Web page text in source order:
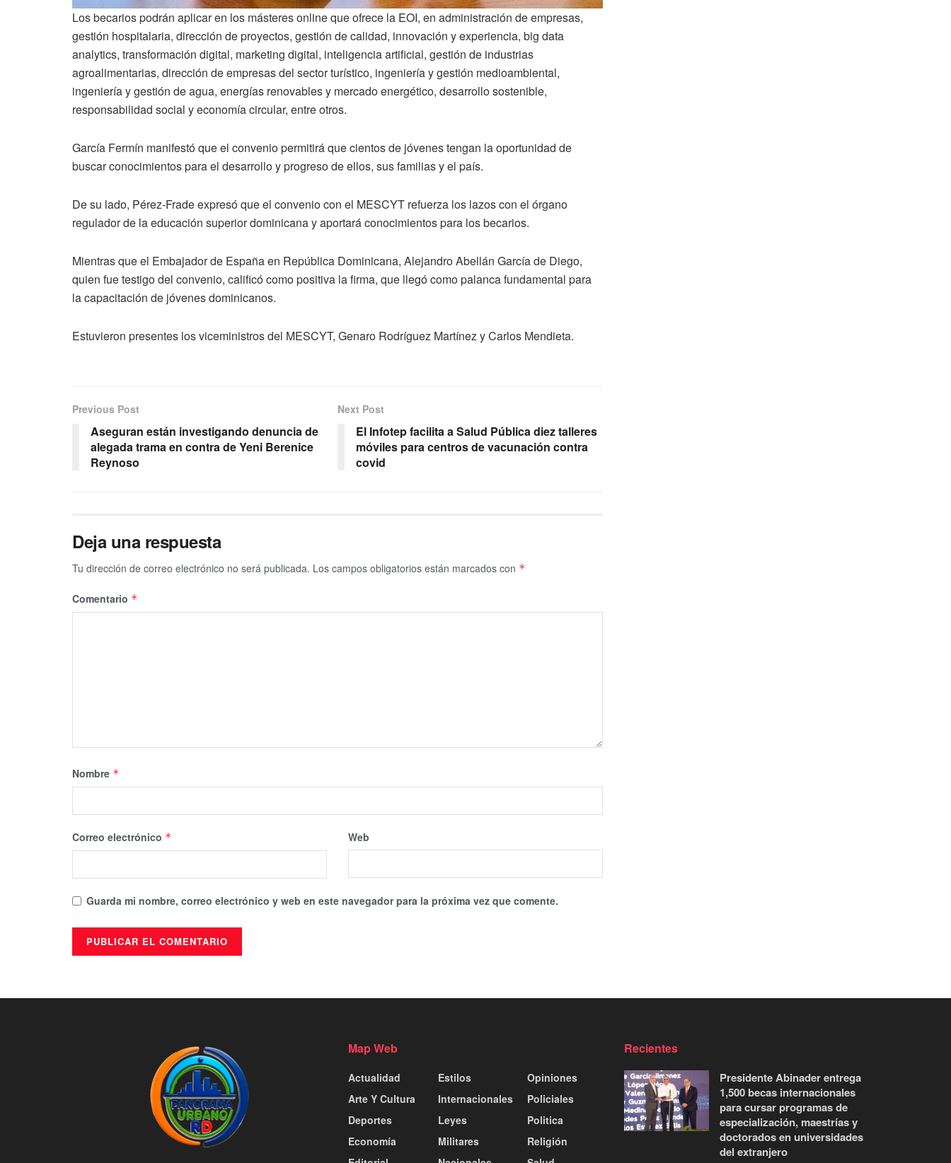
Los becarios podrán aplicar en los másteres online que ofrece la EOI, en administración de empresas,
gestión hospitalaria, dirección de proyectos, gestión de calidad, innovación y experiencia, big data
analytics, transformación digital, marketing digital, inteligencia artificial, gestión de industrias
agroalimentarias, dirección de empresas del sector turístico, ingeniería y gestión medioambiental,
ingeniería y gestión de agua, energías renovables y mercado energético, desarrollo sostenible,
responsabilidad social y economía circular, entre otros.
García Fermín manifestó que el convenio permitirá que cientos de jóvenes tengan la oportunidad de
buscar conocimientos para el desarrollo y progreso de ellos, sus familias y el país.
De su lado, Pérez-Frade expresó que el convenio con el MESCYT refuerza los lazos con el órgano
regulador de la educación superior dominicana y aportará conocimientos para los becarios.
Mientras que el Embajador de España en República Dominicana, Alejandro Abellán García de Diego,
quien fue testigo del convenio, calificó como positiva la firma, que llegó como palanca fundamental para
la capacitación de jóvenes dominicanos.
Estuvieron presentes los viceministros del MESCYT, Genaro Rodríguez Martínez y Carlos Mendieta.
Previous Post
Aseguran están investigando denuncia de
alegada trama en contra de Yeni Berenice
Reynoso
Next Post
El Infotep facilita a Salud Pública diez talleres
móviles para centros de vacunación contra
covid
Deja una respuesta
Tu dirección de correo electrónico no será publicada. Los campos obligatorios están marcados con *
Comentario *
Nombre *
Correo electrónico * Web
Guarda mi nombre, correo electrónico y web en este navegador para la próxima vez que comente.
Map Web
Actualidad
Arte Y Cultura
Deportes
Economía
Estilos
Internacionales
Leyes
Militares
Opiniones
Policiales
Politica
Religión
Recientes
Presidente Abinader entrega
1,500 becas internacionales
para cursar programas de
especialización, maestrías y
doctorados en universidades
del extranjero